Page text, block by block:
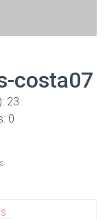
costa07
23
0